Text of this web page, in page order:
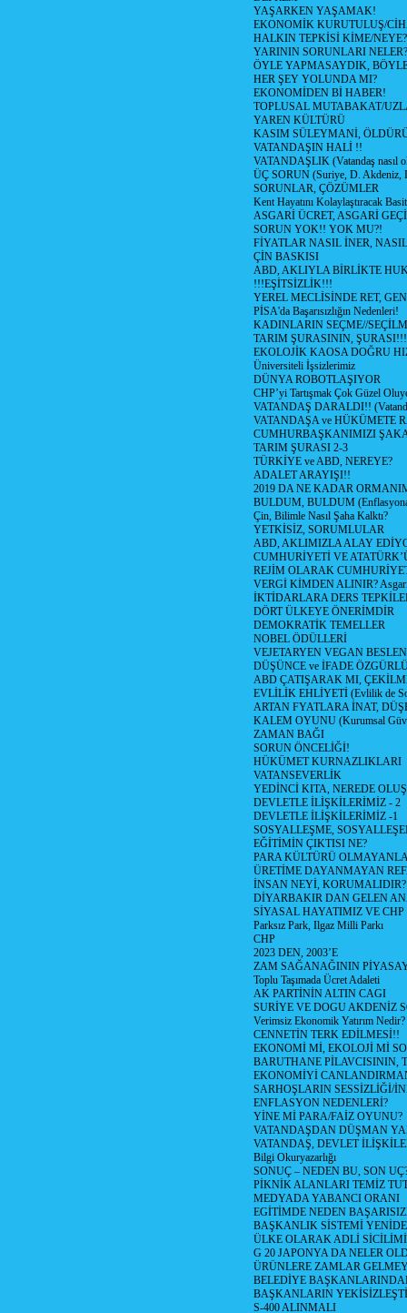
YAŞARKEN YAŞAMAK!
EKONOMİK KURUTULUŞ/
HALKIN TEPKİSİ KİME/NEYE?
YARININ SORUNLARI NELER?
ÖYLE YAPMASAYDIK,
HER ŞEY YOLUNDA MI?
EKONOMİDEN Bİ HABER!
TOPLUSAL MUTABAKAT/
YAREN KÜLTÜRÜ
KASIM SÜLEYMANİ,
VATANDAŞIN HALİ !!
VATANDAŞLIK (Vatandaş nasıl
ÜÇ SORUN (Suriye, D. Akdeniz,
SORUNLAR, ÇÖZÜMLER
Kent Hayatını Kolaylaştıracak
ASGARİ ÜCRET, ASGARİ
SORUN YOK!! YOK MU?!
FİYATLAR NASIL İNER,
ÇİN BASKISI
ABD, AKLIYLA BİRLİKTE
!!!EŞİTSİZLİK!!!
YEREL MECLİSİNDE RET,
PİSA'da Başarısızlığın Nedenleri!
KADINLARIN SEÇME//
TARIM ŞURASININ, ŞURASI!!!
EKOLOJİK KAOSA DOĞRU
Üniversiteli İşsizlerimiz
DÜNYA ROBOTLAŞIYOR
CHP’yi Tartışmak Çok Güzel
VATANDAŞ DARALDI!!
VATANDAŞA ve HÜKÜMETE
CUMHURBAŞKANIMIZI
TARIM ŞURASI 2-3
TÜRKİYE ve ABD, NEREYE?
ADALET ARAYIŞI!!
2019 DA NE KADAR
BULDUM, BULDUM
Çin, Bilimle Nasıl Şaha Kalktı?
YETKİSİZ, SORUMLULAR
ABD, AKLIMIZLA ALAY
CUMHURİYETİ VE
REJİM OLARAK
VERGİ KİMDEN ALINIR?
İKTİDARLARA DERS
DÖRT ÜLKEYE ÖNERİMDİR
DEMOKRATİK TEMELLER
NOBEL ÖDÜLLERİ
VEJETARYEN VEGAN
DÜŞÜNCE ve İFADE
ABD ÇATIŞARAK MI,
EVLİLİK EHLİYETİ (Evlilik de
ARTAN FYATLARA İNAT,
KALEM OYUNU (Kurumsal
ZAMAN BAĞI
SORUN ÖNCELİĞİ!
HÜKÜMET KURNAZLIKLARI
VATANSEVERLİK
YEDİNCİ KITA, NEREDE
DEVLETLE İLİŞKİLERİMİZ - 2
DEVLETLE İLİŞKİLERİMİZ -1
SOSYALLEŞME,
EĞİTİMİN ÇIKTISI NE?
PARA KÜLTÜRÜ
ÜRETİME DAYANMAYAN
İNSAN NEYİ, KORUMALIDIR?
DİYARBAKIR DAN GELEN
SİYASAL HAYATIMIZ VE CHP
Parksız Park, Ilgaz Milli Parkı
CHP
2023 DEN, 2003’E
ZAM SAĞANAĞININ
Toplu Taşımada Ücret Adaleti
AK PARTİNİN ALTIN CAGI
SURİYE VE DOGU AKDENİZ
Verimsiz Ekonomik Yatırım Nedir?
CENNETİN TERK EDİLMESİ!!
EKONOMİ Mİ, EKOLOJİ Mİ
BARUTHANE PİLAVCISININ,
EKONOMİYİ
SARHOŞLARIN SESSİZLİĞİ/
ENFLASYON NEDENLERİ?
YİNE Mİ PARA/FAİZ OYUNU?
VATANDAŞDAN DÜŞMAN
VATANDAŞ, DEVLET
Bilgi Okuryazarlığı
SONUÇ – NEDEN BU, SON
PİKNİK ALANLARI TEMİZ
MEDYADA YABANCI ORANI
EGİTİMDE NEDEN
BAŞKANLIK SİSTEMİ
ÜLKE OLARAK ADLİ
G 20 JAPONYA DA NELER
ÜRÜNLERE ZAMLAR
BELEDİYE
BAŞKANLARIN
S-400 ALINMALI